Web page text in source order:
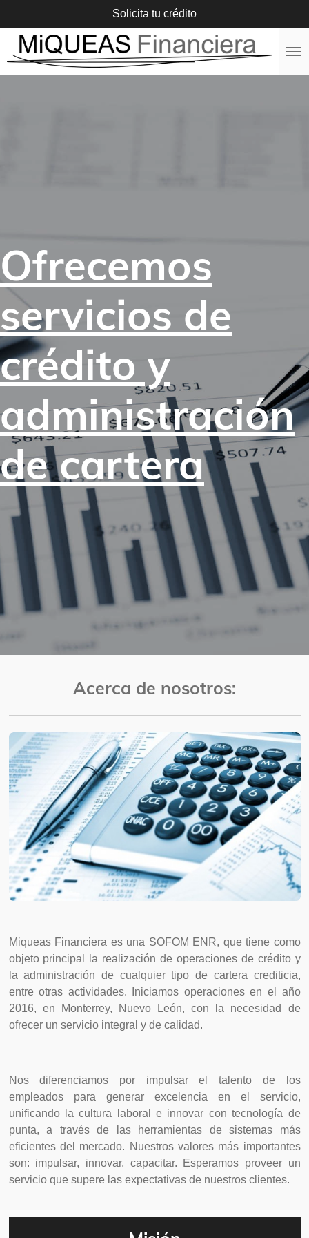
al
contenido
principal
Solicita tu crédito
Ofrecemos
servicios de
crédito y
administración
de cartera
Acerca de nosotros:
Miqueas Financiera es una SOFOM ENR, que tiene como
objeto principal la realización de operaciones de crédito y
la administración de cualquier tipo de cartera crediticia,
entre otras actividades. Iniciamos operaciones en el año
2016, en Monterrey, Nuevo León, con la necesidad de
ofrecer un servicio integral y de calidad.
Nos diferenciamos por impulsar el talento de los
empleados para generar excelencia en el servicio,
unificando la cultura laboral e innovar con tecnología de
punta, a través de las herramientas de sistemas más
eficientes del mercado. Nuestros valores más importantes
son: impulsar, innovar, capacitar. Esperamos proveer un
servicio que supere las expectativas de nuestros clientes.